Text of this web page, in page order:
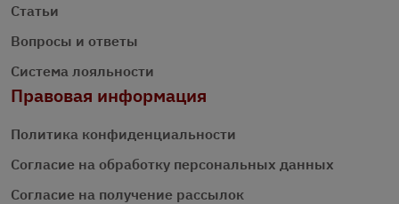
Статьи
Вопросы и ответы
Система лояльности
Правовая информация
Политика конфиденциальности
Согласие на обработку персональных данных
Согласие на получение рассылок